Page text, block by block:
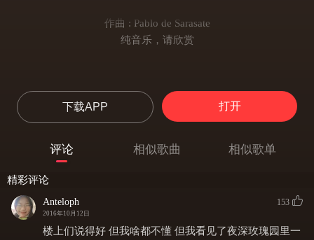
作曲 : Pablo de Sarasate
纯音乐，请欣赏
下载APP 打开
评论 相似歌曲 相似歌单
精彩评论
Anteloph
2016年10月12日
153
楼上们说得好 但我啥都不懂 但我看见了夜深玫瑰园里一